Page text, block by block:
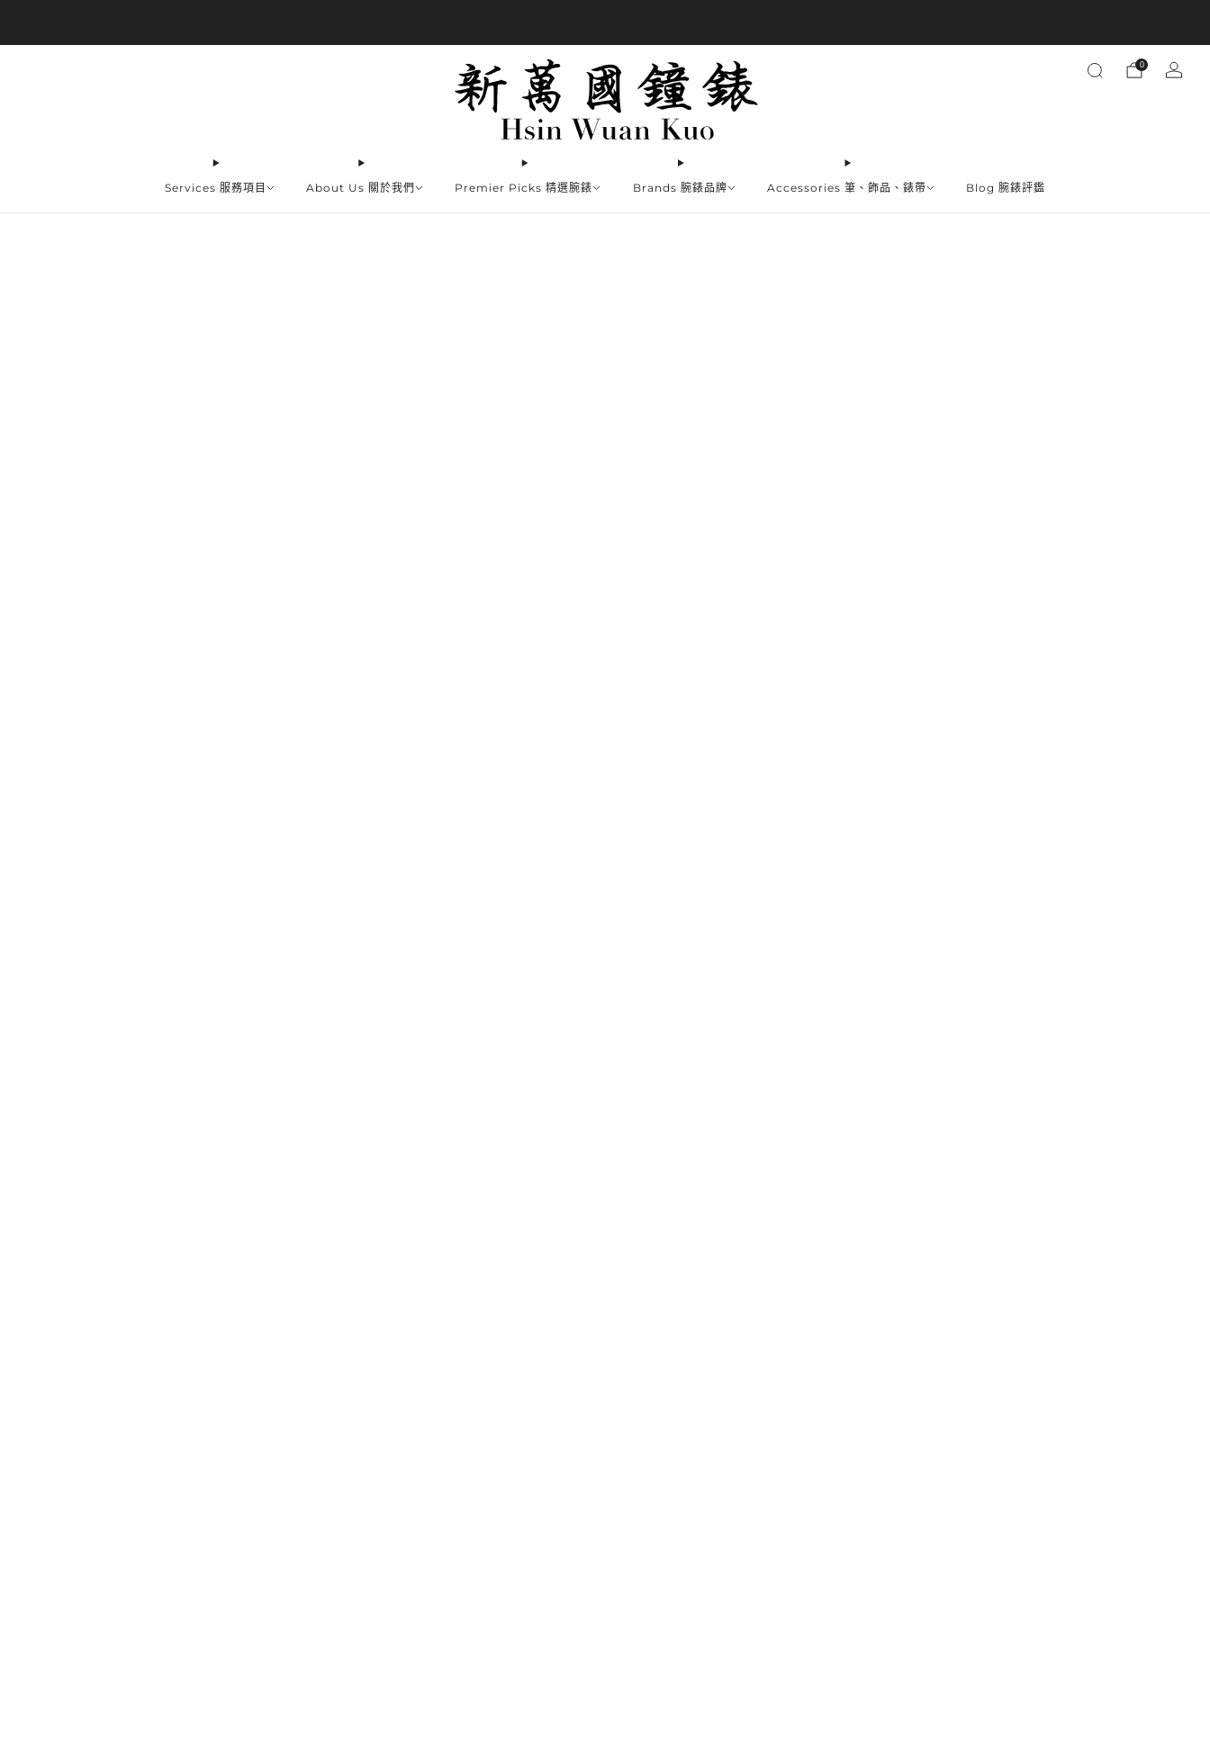
Services 服務項目 About Us 關於我們 Premier Picks 精選腕錶 Brands 腕錶品牌 Accessories 筆、飾品、錶帶 Blog 腕錶評鑑
0